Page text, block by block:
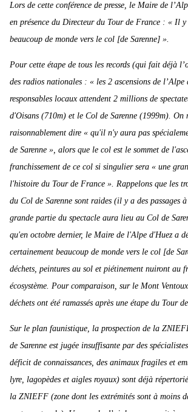
Lors de cette conférence de presse, le Maire de
en présence du Directeur du Tour de France : « Il
beaucoup de monde vers le col [de Sarenne] ».
Pour cette étape de tous les records (qui fait déjà
des radios nationales : « les 2 ascensions de l’Alpe
responsables locaux attendent 2 millions de
d'Oisans (710m) et le Col de Sarenne (1999m). On
raisonnablement dire « qu'il n'y aura pas
de Sarenne », alors que le col est le sommet de
franchissement de ce col si singulier sera « une
l'histoire du Tour de France ». Rappelons que les
du Col de Sarenne sont raides (il y a des passages
grande partie du spectacle aura lieu au Col de
qu'en octobre dernier, le Maire de l'Alpe d'Huez a
certainement beaucoup de monde vers le col [de
déchets, peintures au sol et piétinement nuiront au
écosystème. Pour comparaison, sur le Mont
déchets ont été ramassés après une étape du Tour
Sur le plan faunistique, la prospection de la
de Sarenne est jugée insuffisante par des
déficit de connaissances, des animaux fragiles et
lyre, lagopèdes et aigles royaux) sont déjà
la ZNIEFF (zone dont les extrémités sont à moins